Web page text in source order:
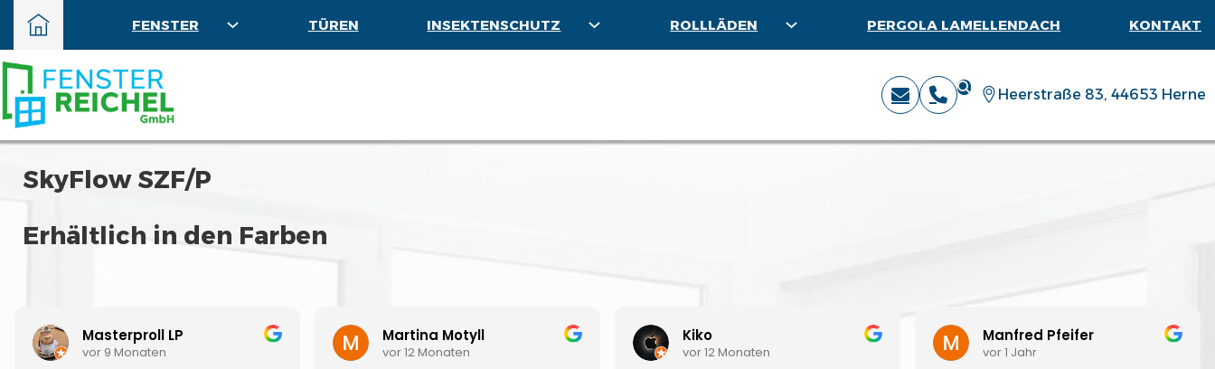
FENSTER TÜREN INSEKTENSCHUTZ ROLLLÄDEN PERGOLA LAMELLENDACH KONTAKT
Heerstraße 83, 44653 Herne
SkyFlow SZF/P
Erhältlich in den Farben
Masterproll LP
vor 9 Monaten
Martina Motyll
vor 12 Monaten
Kiko
vor 12 Monaten
Manfred Pfeifer
vor 1 Jahr